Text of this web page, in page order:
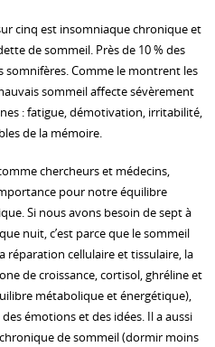
cinq est insomniaque chronique et
de sommeil. Près de 10 % des
somnifères. Comme le montrent les
sommeil affecte sévèrement
: fatigue, démotivation, irritabilité,
de la mémoire.
chercheurs et médecins,
pour notre équilibre
Si nous avons besoin de sept à
nuit, c’est parce que le sommeil
réparation cellulaire et tissulaire, la
de croissance, cortisol, ghréline et
métabolique et énergétique),
émotions et des idées. Il a aussi
de sommeil (dormir moins